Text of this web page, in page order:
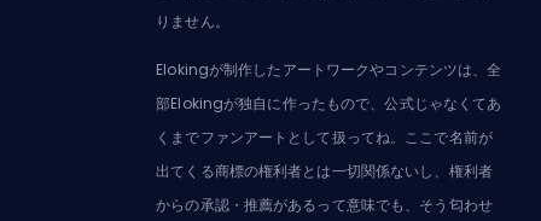
りません。
Elokingが制作したアートワークやコンテンツは、全
部Elokingが独自に作ったもので、公式じゃなくてあ
くまでファンアートとして扱ってね。ここで名前が
出てくる商標の権利者とは一切関係ないし、権利者
からの承認・推薦があるって意味でも、そう匂わせ